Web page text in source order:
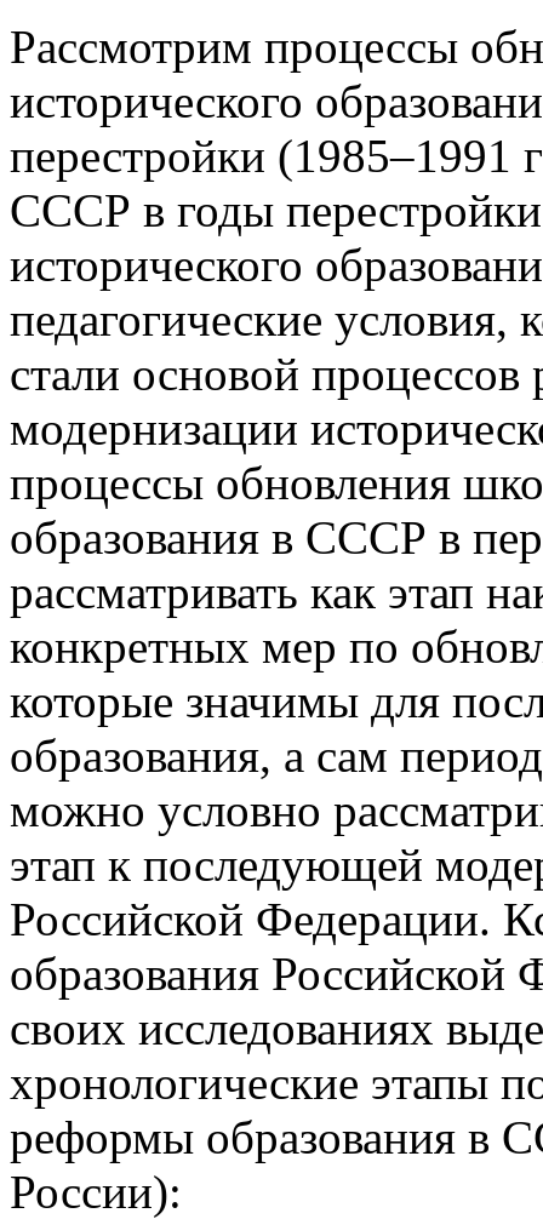
Рассмотрим процессы
исторического
перестройки (1985–1991
СССР в годы
исторического
педагогические условия,
стали основой
модернизации
процессы обновления
образования в СССР в
рассматривать как этап
конкретных мер по
которые значимы для
образования, а сам
можно условно
этап к последующей
Российской Федерации.
образования
своих исследованиях
хронологические этапы
реформы образования в
России):